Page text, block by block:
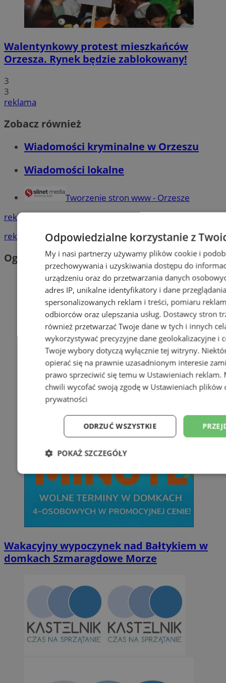
Walentynkowy protest mieszkańców
Orzesza. Rynek będzie zablokowany!
3
3
reklama
Zobacz również
Wiadomości kryminalne w Orzeszu
Wiadomości lokalne
Tworzenie stron www - Orzesze
reklama
reklama
Ogłoszenia
Wakacyjny wypoczynek nad Bałtykiem w
domkach Szmaragdowe Morze
Odpowiedzialne korzystanie z
My i nasi partnerzy używamy plików cookie i
przechowywania i uzyskiwania dostępu do
urządzeniu oraz do przetwarzania danych
adres IP, unikalne identyfikatory i dane
spersonalizowanych reklam i treści, pomiaru
odbiorców oraz ulepszania usług. Dostawcy stron
również przetwarzać Twoje dane w tych i innych
wykorzystywać precyzyjne dane geolokalizacyjne i
Twoje wybory dotyczą wyłącznie tej witryny.
opierać się na prawnie uzasadnionym interesie
prawo sprzeciwić się temu w Ustawieniach reklam.
chwili wycofać swoją zgodę w Ustawieniach plików
prywatności
ODRZUĆ WSZYSTKIE
POKAŻ SZCZEGÓŁY
Niezbędne Wydajność
Niesklasyfikowane
Niezbędne Wydajność Targetowanie
Niezbędne pliki cookie umożliwiają korzystanie z podstawowych
takich jak logowanie użytkownika i zarządzanie kontem. Bez
można prawidłowo korzystać ze strony internetowej.
Nazwa
Provider/
Domena